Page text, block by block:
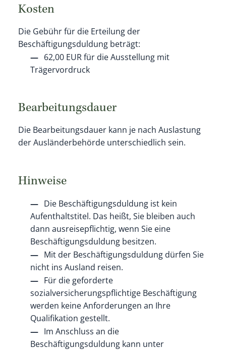
Kosten
Die Gebühr für die Erteilung der
Beschäftigungsduldung beträgt:
62,00 EUR für die Ausstellung mit
Trägervordruck
Bearbeitungsdauer
Die Bearbeitungsdauer kann je nach Auslastung
der Ausländerbehörde unterschiedlich sein.
Hinweise
Die Beschäftigungsduldung ist kein
Aufenthaltstitel. Das heißt, Sie bleiben auch
dann ausreisepflichtig, wenn Sie eine
Beschäftigungsduldung besitzen.
Mit der Beschäftigungsduldung dürfen Sie
nicht ins Ausland reisen.
Für die geforderte
sozialversicherungspflichtige Beschäftigung
werden keine Anforderungen an Ihre
Qualifikation gestellt.
Im Anschluss an die
Beschäftigungsduldung kann unter